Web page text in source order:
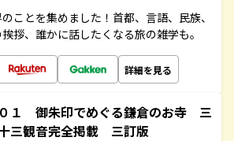
ことを集めました！首都、言語、民族、
拶、誰かに話したくなる旅の雑学も。
詳細を見る
０１ 御朱印でめぐる鎌倉のお寺 三
三観音完全掲載 三訂版